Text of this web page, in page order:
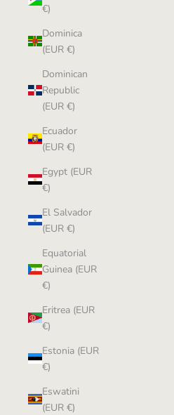
€)
Dominica
(EUR €)
Dominican
Republic
(EUR €)
Ecuador
(EUR €)
Egypt (EUR
€)
El Salvador
(EUR €)
Equatorial
Guinea (EUR
€)
Eritrea (EUR
€)
Estonia (EUR
€)
Eswatini
(EUR €)